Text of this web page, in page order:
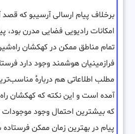
برخلاف پیام ارسالی آرسیبو که
امکانات رادیویی فضایی مدرن بود،
تمام مناطق ممکن در کهکشان
فرازمینیان هوشمند وجود دارد
مطلب اطلاعاتی هم دربارهٔ
آمده است و این نکته که کهکشان
که بیشترین احتمال وجود
پیام در بهترین زمان ممکن